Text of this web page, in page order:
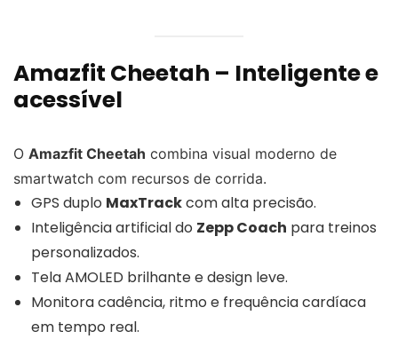
Amazfit Cheetah – Inteligente e
acessível
O Amazfit Cheetah combina visual moderno de
smartwatch com recursos de corrida.
GPS duplo MaxTrackcom alta precisão.
Inteligência artificial do Zepp Coach para treinos
personalizados.
Tela AMOLED brilhante e design leve.
Monitora cadência, ritmo e frequência cardíaca
em tempo real.